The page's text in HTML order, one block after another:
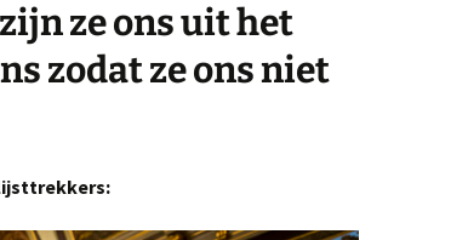
ze ons uit het
zodat ze ons niet